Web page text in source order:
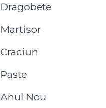
Dragobete
Martisor
Craciun
Paste
Anul Nou